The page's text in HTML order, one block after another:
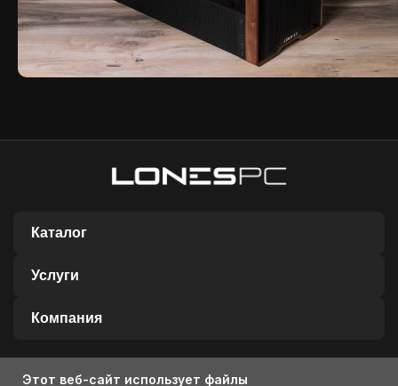
Этот веб-сайт использует файлы
Каталог
Услуги
Компания